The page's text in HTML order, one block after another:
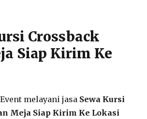
Crossback
Siap Kirim Ke
Event melayani jasa Sewa Kursi
Meja Siap Kirim Ke Lokasi